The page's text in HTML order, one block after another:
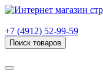
+7 (4912) 52-99-59
Поиск товаров